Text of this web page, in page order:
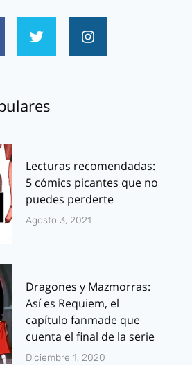
Lecturas recomendadas:
5 cómics picantes que no
puedes perderte
Agosto 3, 2021
Dragones y Mazmorras:
Así es Requiem, el
capítulo fanmade que
cuenta el final de la serie
Diciembre 1, 2020